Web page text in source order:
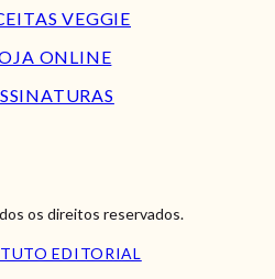
VEGGIE
ONLINE
os direitos reservados.
EDITORIAL